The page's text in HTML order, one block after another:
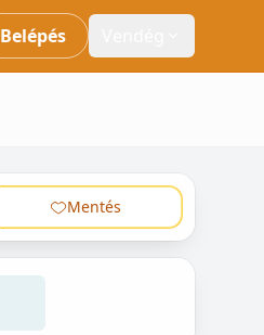
Belépés
Mentés